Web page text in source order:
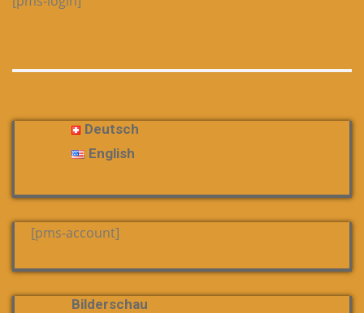
Deutsch
English
[pms-account]
Bilderschau